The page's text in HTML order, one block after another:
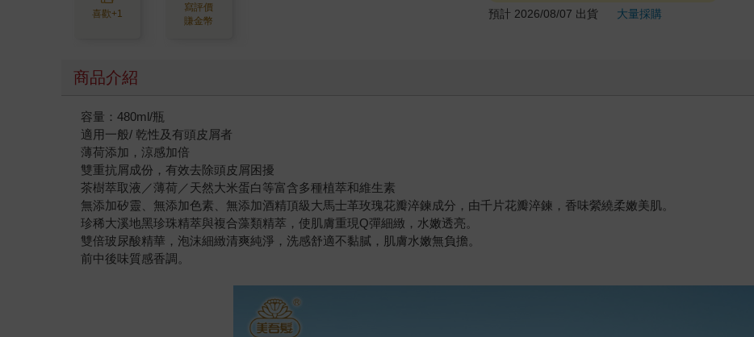
喜歡+1
寫評價
賺金幣
預計 2026/08/07 出貨
大量採購
商品介紹
容量：480ml/瓶
適用一般/ 乾性及有頭皮屑者
薄荷添加，涼感加倍
雙重抗屑成份，有效去除頭皮屑困擾
茶樹萃取液／薄荷／天然大米蛋白等富含多種植萃和維生素
無添加矽靈、無添加色素、無添加酒精頂級大馬士革玫瑰花瓣淬鍊成分，由千片花瓣淬鍊，香味縈繞柔嫩美肌。
珍稀大溪地黑珍珠精萃與複合藻類精萃，使肌膚重現Q彈細緻，水嫩透亮。
雙倍玻尿酸精華，泡沫細緻清爽純淨，洗感舒適不黏膩，肌膚水嫩無負擔。
前中後味質感香調。